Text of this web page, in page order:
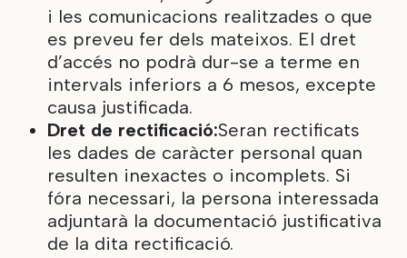
i les comunicacions realitzades o que
es preveu fer dels mateixos. El dret
d’accés no podrà dur-se a terme en
intervals inferiors a 6 mesos, excepte
causa justificada.
Dret de rectificació:Seran rectificats
les dades de caràcter personal quan
resulten inexactes o incomplets. Si
fóra necessari, la persona interessada
adjuntarà la documentació justificativa
de la dita rectificació.